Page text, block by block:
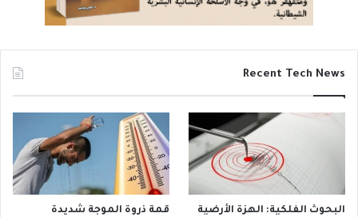
Recent Tech News
البحوث الفلكية: الهزة الأرضية
قمة ذروة الموجة شديدة